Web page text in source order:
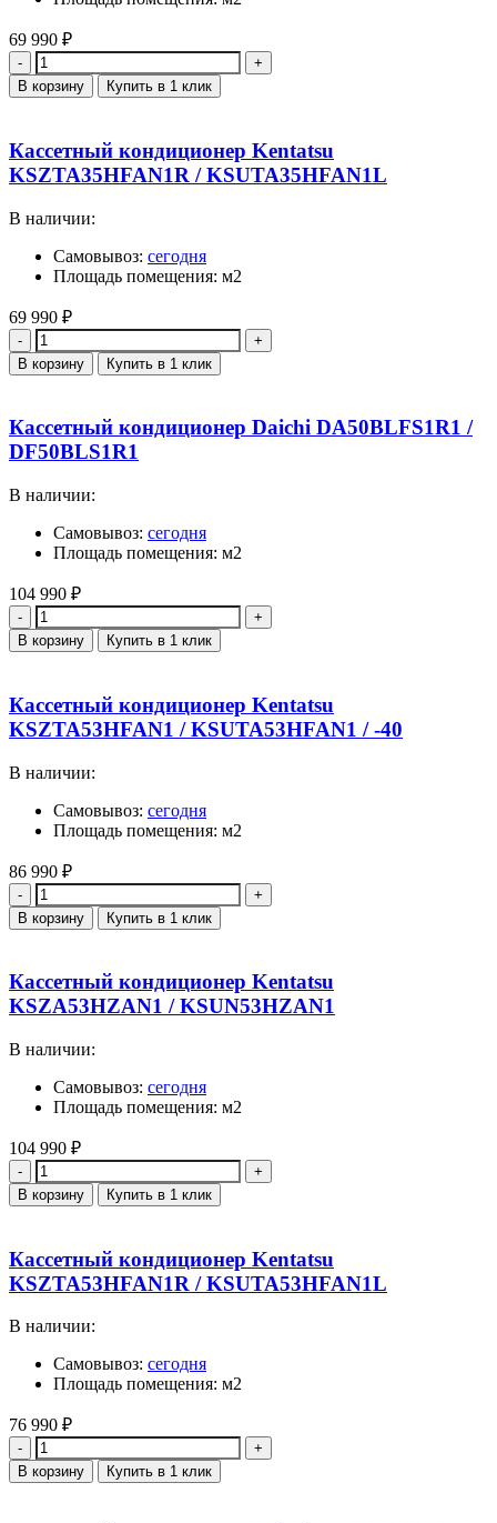
69 990 ₽
Количество
В корзину Купить в 1 клик
Кассетный кондиционер Kentatsu
KSZTA35HFAN1R / KSUTA35HFAN1L
В наличии:
Самовывоз: сегодня
Площадь помещения: м2
69 990 ₽
Количество
В корзину Купить в 1 клик
Кассетный кондиционер Daichi DA50BLFS1R1 /
DF50BLS1R1
В наличии:
Самовывоз: сегодня
Площадь помещения: м2
104 990 ₽
Количество
В корзину Купить в 1 клик
Кассетный кондиционер Kentatsu
KSZTA53HFAN1 / KSUTA53HFAN1 / -40
В наличии:
Самовывоз: сегодня
Площадь помещения: м2
86 990 ₽
Количество
В корзину Купить в 1 клик
Кассетный кондиционер Kentatsu
KSZA53HZAN1 / KSUN53HZAN1
В наличии:
Самовывоз: сегодня
Площадь помещения: м2
104 990 ₽
Количество
В корзину Купить в 1 клик
Кассетный кондиционер Kentatsu
KSZTA53HFAN1R / KSUTA53HFAN1L
В наличии:
Самовывоз: сегодня
Площадь помещения: м2
76 990 ₽
Количество
В корзину Купить в 1 клик